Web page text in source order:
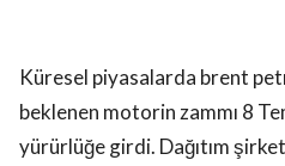
Küresel piyasalarda brent
beklenen motorin zammı 8
yürürlüğe girdi. Dağıtım